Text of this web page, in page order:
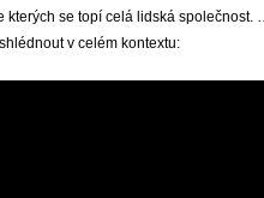
se topí celá lidská společnost. …
v celém kontextu: